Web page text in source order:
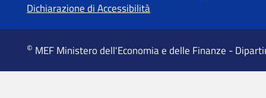
MEF Ministero dell'Economia e delle Finanze -